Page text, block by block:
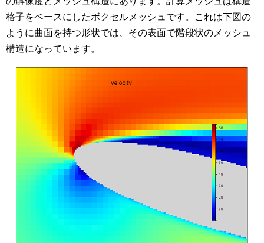
格子をベースにしたボクセルメッシュです。これは下図の
ように曲面を持つ形状では、その表面で階段状のメッシュ
構造になっています。